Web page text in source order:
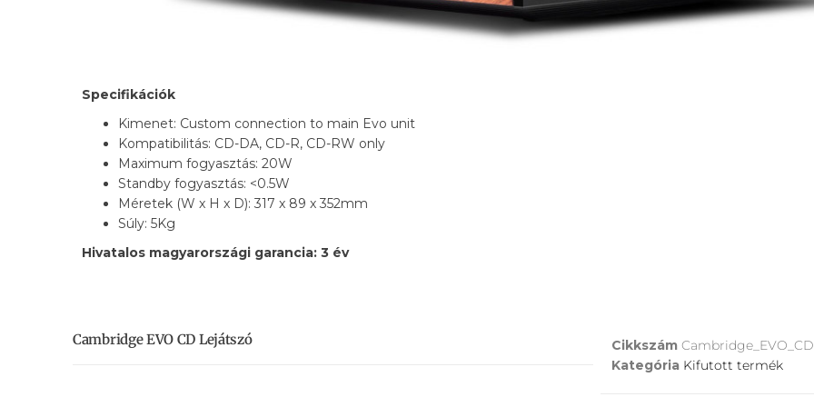
Specifikációk
Kimenet: Custom connection to main Evo unit
Kompatibilitás: CD-DA, CD-R, CD-RW only
Maximum fogyasztás: 20W
Standby fogyasztás: <0.5W
Méretek (W x H x D): 317 x 89 x 352mm
Súly: 5Kg
Hivatalos magyarországi garancia: 3 év
Cambridge EVO CD Lejátszó CikkszámCambridge_EVO_CD
Kategória Kifutott termék